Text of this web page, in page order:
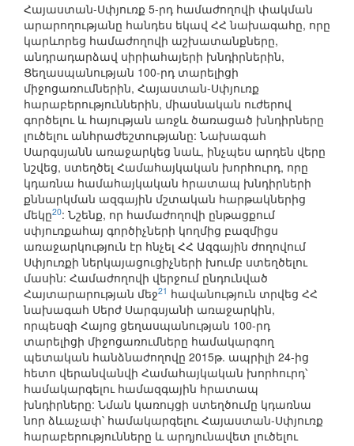
Հայաստան-Սփյուռք 5-րդ համաժողովի փակման
արարողությանը հանդես եկավ ՀՀ նախագահը, որը
կարևորեց համաժողովի աշխատանքները,
անդրադարձավ սիրիահայերի խնդիրներին,
Ցեղասպանության 100-րդ տարելիցի
միջոցառումներին, Հայաստան-Սփյուռք
հարաբերություններին, միասնական ուժերով
գործելու և հայության առջև ծառացած խնդիրները
լուծելու անհրաժեշտությանը: Նախագահ
Սարգսյանն առաջարկեց նաև, ինչպես արդեն վերը
նշվեց, ստեղծել Համահայկական խորհուրդ, որը
կդառնա համահայկական հրատապ խնդիրների
քննարկման ազգային մշտական հարթակներից
մեկը20: Նշենք, որ համաժողովի ընթացքում
սփյուռքահայ գործիչների կողմից բազմիցս
առաջարկություն էր հնչել ՀՀ Ազգային ժողովում
Սփյուռքի ներկայացուցիչների խումբ ստեղծելու
մասին: Համաժողովի վերջում ընդունված
Հայտարարության մեջ21 հավանություն տրվեց ՀՀ
նախագահ Սերժ Սարգսյանի առաջարկին,
որպեսզի Հայոց ցեղասպանության 100-րդ
տարելիցի միջոցառումները համակարգող
պետական հանձնաժողովը 2015թ. ապրիլի 24-ից
հետո վերանվանվի Համահայկական խորհուրդ՝
համակարգելու համազգային հրատապ
խնդիրները: Նման կառույցի ստեղծումը կդառնա
նոր ձևաչափ՝ համակարգելու Հայաստան-Սփյուռք
հարաբերությունները և արդյունավետ լուծելու